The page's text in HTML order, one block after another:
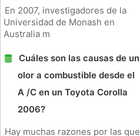
En 2007, investigadores de la
Universidad de Monash en
Australia m
Cuáles son las causas de un
olor a combustible desde el
A /C en un Toyota Corolla
2006?
Hay muchas razones por las que